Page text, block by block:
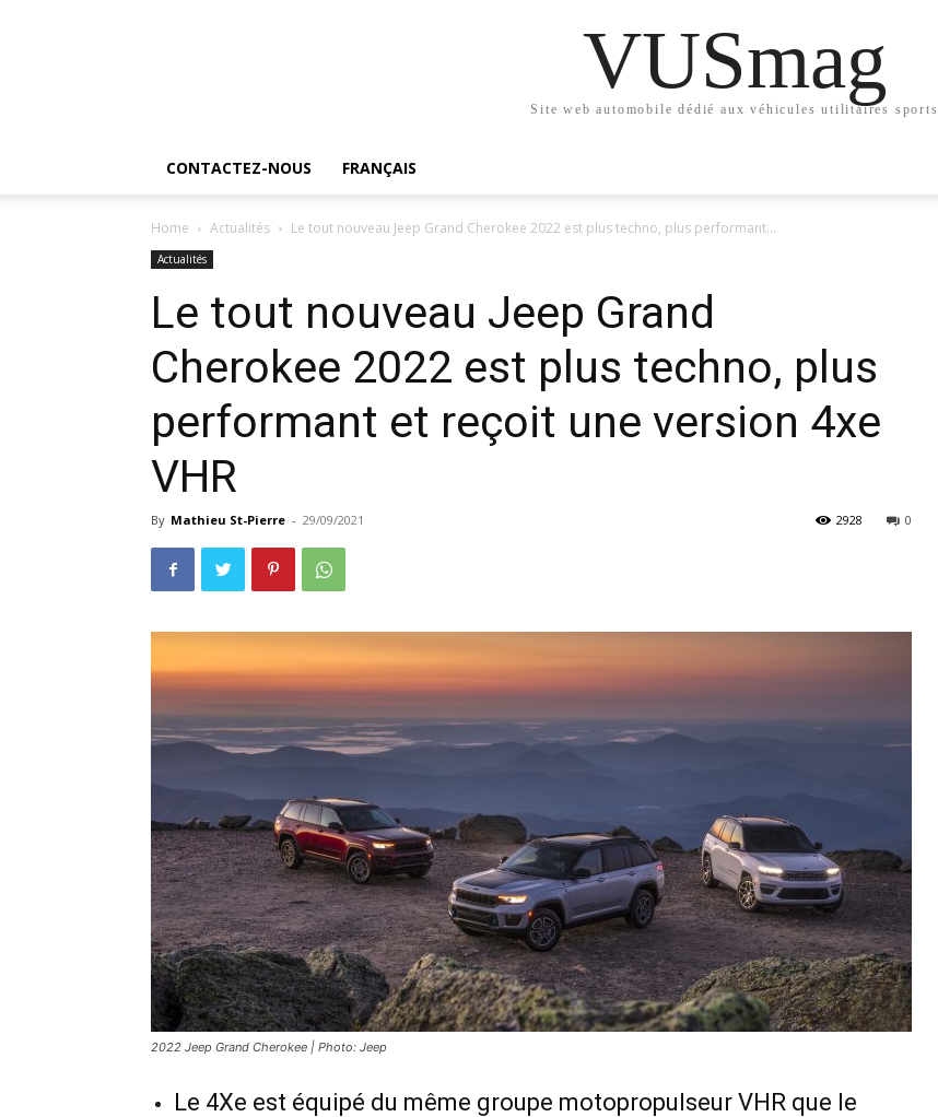
VUSmag
Site web automobile dédié aux véhicules utilitaires sports
CONTACTEZ-NOUS FRANÇAIS
Home Actualités Le tout nouveau Jeep Grand Cherokee 2022 est plus techno, plus performant...
Actualités
Le tout nouveau Jeep Grand
Cherokee 2022 est plus techno, plus
performant et reçoit une version 4xe
VHR
By Mathieu St-Pierre - 29/09/2021 0
2928
2022 Jeep Grand Cherokee | Photo: Jeep
Le 4Xe est équipé du même groupe motopropulseur VHR que le